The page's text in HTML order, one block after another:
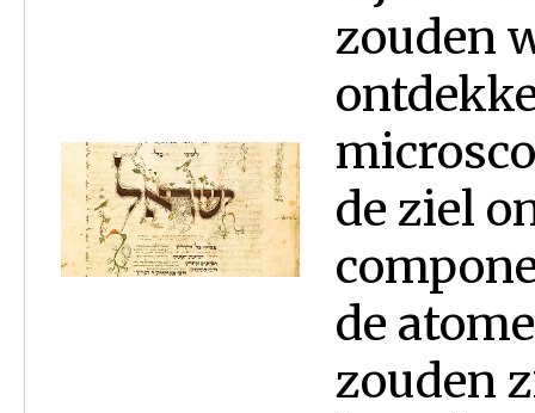
zouden
de ziel
de
zouden